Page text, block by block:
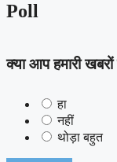
Poll
क्या आप हमारी
हा
नहीं
थोड़ा बहुत